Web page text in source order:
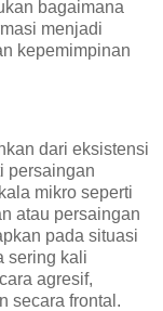
bagaimana
menjadi
kepemimpinan
dari eksistensi
persaingan
mikro seperti
atau persaingan
pada situasi
sering kali
agresif,
secara frontal.